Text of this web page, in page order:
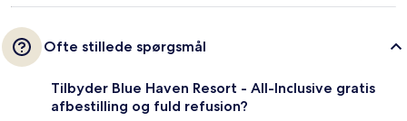
Ofte stillede spørgsmål
Tilbyder Blue Haven Resort - All-Inclusive gratis
afbestilling og fuld refusion?